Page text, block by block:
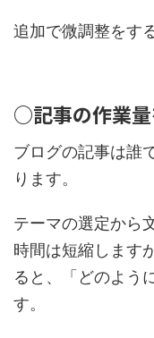
追加で微調整をす
○記事の作業
ブログの記事は誰
ります。
テーマの選定から
時間は短縮します
ると、「どのよう
す。